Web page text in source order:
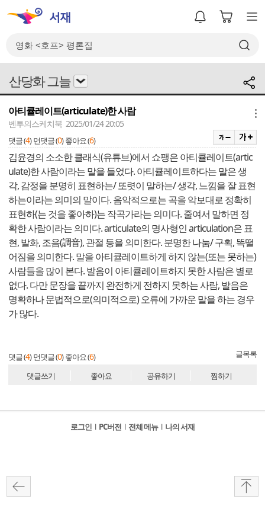
산당화 그늘
아티큘레이트(articulate)한 사람
벤투의스케치북 2025/01/24 20:05
댓글 (4) 먼댓글 (0) 좋아요 (6)
김윤경의 소소한 클래식(유튜브)에서 쇼팽은 아티큘레이트(artic
ulate)한 사람이라는 말을 들었다. 아티큘레이트하다는 말은 생
각, 감정을 분명히 표현하는/ 또렷이 말하는/ 생각, 느낌을 잘 표현
하는이라는 의미의 말이다. 음악적으로는 곡을 악보대로 정확히
표현하(는 것을 좋아하)는 작곡가라는 의미다. 줄여서 말하면 정
확한 사람이라는 의미다. articulate의 명사형인 articulation은 표
현, 발화, 조음(調音), 관절 등을 의미한다. 분명한 나눔/ 구획, 똑떨
어짐을 의미한다. 말을 아티큘레이트하게 하지 않는(또는 못하는)
사람들을 많이 본다. 발음이 아티큘레이트하지 못한 사람은 별로
없다. 다만 문장을 끝까지 완전하게 전하지 못하는 사람, 발음은
명확하나 문법적으로(의미적으로) 오류에 가까운 말을 하는 경우
가 많다.
댓글 (4) 먼댓글 (0) 좋아요 (6) 글목록
댓글쓰기 좋아요 공유하기 찜하기
로그인 l PC버전 l 전체 메뉴 l 나의 서재